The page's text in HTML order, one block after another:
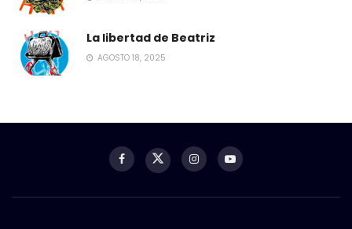
La libertad de Beatriz
AGOSTO 18, 2025